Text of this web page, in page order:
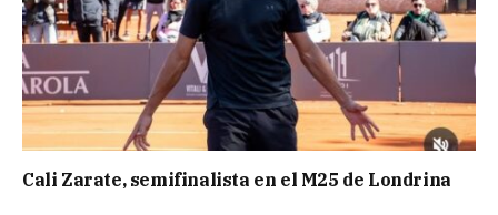
Cali Zarate, semifinalista en el M25 de Londrina